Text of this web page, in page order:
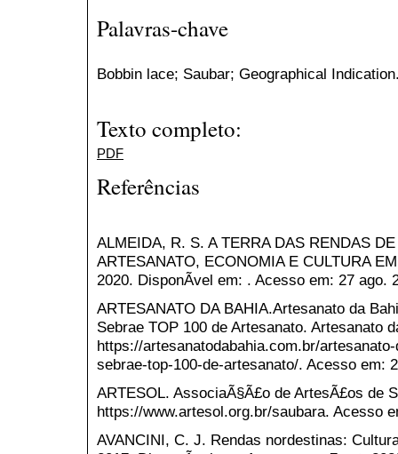
Palavras-chave
Bobbin lace; Saubar; Geographical
Texto completo:
PDF
Referências
ALMEIDA, R. S. A TERRA DAS RENDAS
ARTESANATO, ECONOMIA E CULTURA
2020. DisponÃ­vel em: . Acesso em: 27 ago.
ARTESANATO DA BAHIA.Artesanato da
Sebrae TOP 100 de Artesanato. Artesanato
https://artesanatodabahia.com.br/
sebrae-top-100-de-artesanato/. Acesso em:
ARTESOL. AssociaÃ§Ã£o de ArtesÃ£os de
https://www.artesol.org.br/saubara. Acesso
AVANCINI, C. J. Rendas nordestinas: